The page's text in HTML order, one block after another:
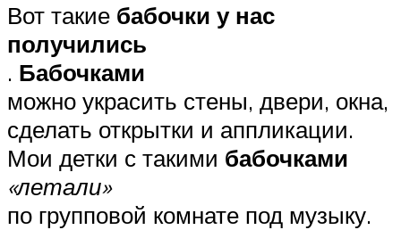
Вот такие бабочки у нас
получились
. Бабочками
можно украсить стены, двери, окна,
сделать открытки и аппликации.
Мои детки с такими бабочками
«летали»
по групповой комнате под музыку.